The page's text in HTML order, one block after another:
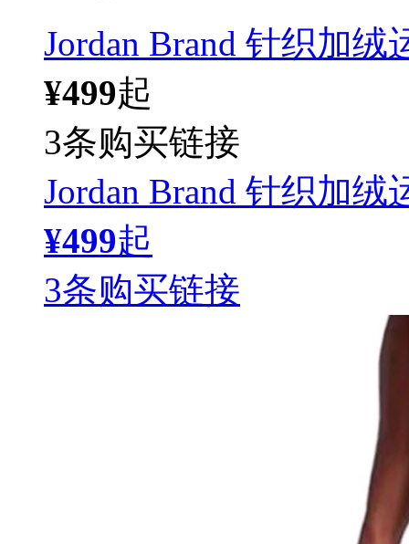
Jordan Brand 针织加绒
¥499起
3条购买链接
Jordan Brand 针织加绒
¥499起
3条购买链接